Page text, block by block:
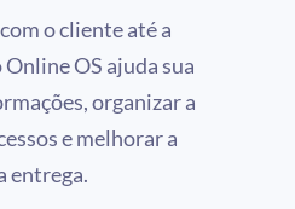
o cliente até a
OS ajuda sua
organizar a
e melhorar a
entrega.